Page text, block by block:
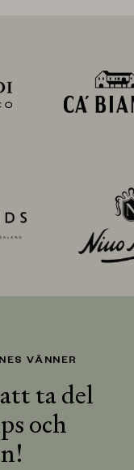
VÄNNER
ta del
och